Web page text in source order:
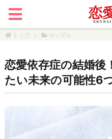
トップ > カップル
恋愛依存症の結婚後
たい未来の可能性6